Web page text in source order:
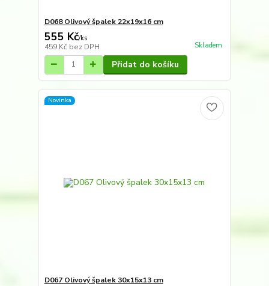
D068 Olivový špalek 22x19x16 cm
555 Kč/ks
459 Kč bez DPH Skladem
Přidat do košíku
Novinka
D067 Olivový špalek 30x15x13 cm